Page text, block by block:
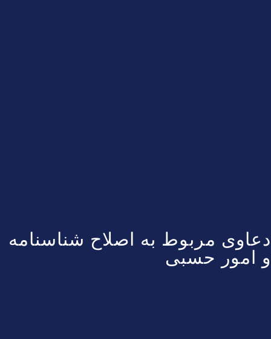
دعاوی مربوط به اصلاح شناسنامه
و امور حسبی